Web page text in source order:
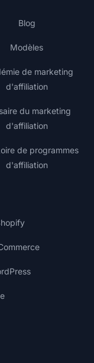
Blog
Modèles
de marketing
d'affiliation
du marketing
d'affiliation
de programmes
d'affiliation